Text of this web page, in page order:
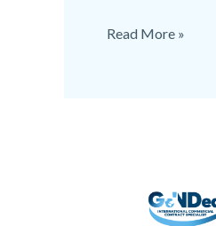
Read More »